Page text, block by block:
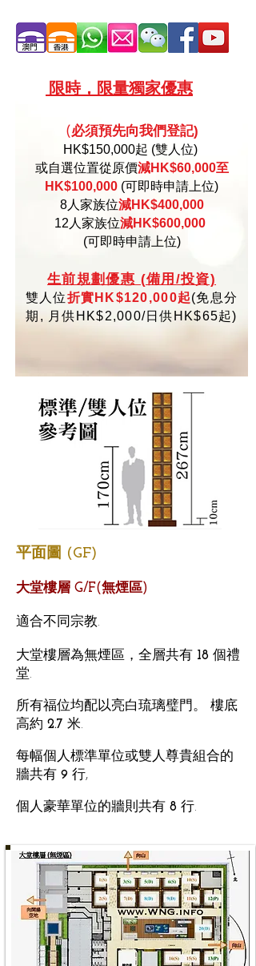
限時，限量獨家優惠
(必須預先向我們登記)
HK$150,000起 (雙人位)
或自選位置從原價減HK$60,000至
HK$100,000 (可即時申請上位)
8人家族位減HK$400,000
12人家族位減HK$600,000
(可即時申請上位)
生前規劃優惠 (備用/投資)
雙人位折實HK$120,000起(免息分
期, 月供HK$2,000/日供HK$65起)
平面圖 (GF)
大堂樓層 G/F(無煙區)
適合不同宗教.
大堂樓層為無煙區，全層共有 18 個禮
堂.
所有福位均配以亮白琉璃璧門。 樓底
高約 2.7 米.
每幅個人標準單位或雙人尊貴組合的
牆共有 9 行,
個人豪華單位的牆則共有 8 行.